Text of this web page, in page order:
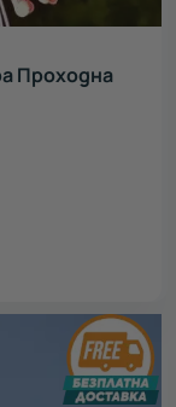
Проходна